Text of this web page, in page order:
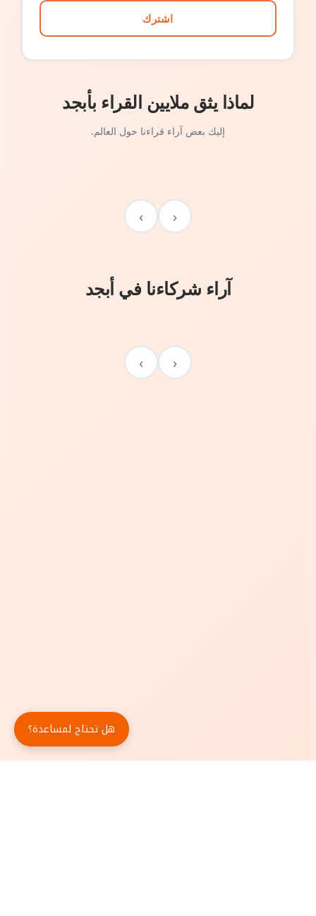
اشترك
لماذا يثق ملايين القراء بأبجد
إليك بعض آراء قراءنا حول العالم.
‹
›
آراء شركاءنا في أبجد
‹
›
هل تحتاج لمساعدة؟